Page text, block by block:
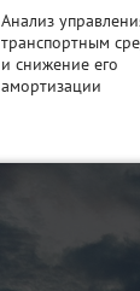
Анализ
транспортным
и снижение его
амортизации